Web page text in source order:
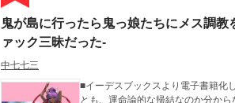
鬼が島に行ったら鬼っ娘たちにメス調
ァック三昧だった-
中七七三
■イーデスブックスより電子書籍化しました■ ボクは桃から生まれた桃太郎であり、何の因
とも、運命論的な帰結なのか分からない。そ